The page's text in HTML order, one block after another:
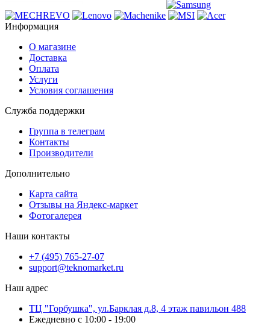
Информация
О магазине
Доставка
Оплата
Услуги
Условия соглашения
Служба поддержки
Группа в телеграм
Контакты
Производители
Дополнительно
Карта сайта
Отзывы на Яндекс-маркет
Фотогалерея
Наши контакты
+7 (495) 765-27-07
support@teknomarket.ru
Наш адрес
ТЦ "Горбушка", ул.Барклая д.8, 4 этаж павильон 488
Ежедневно с 10:00 - 19:00